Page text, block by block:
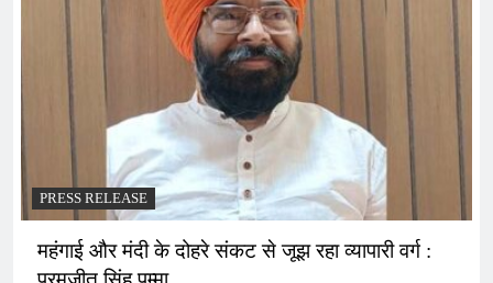
PRESS RELEASE
महंगाई और मंदी के दोहरे संकट से जूझ रहा व्यापारी वर्ग :